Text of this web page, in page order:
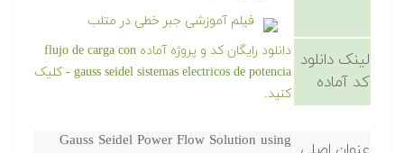
فیلم آموزشی جبر خطی در متلب
لینک دانلود
کد آماده
دانلود رایگان کد و پروژه آماده flujo de carga con
gauss seidel sistemas electricos de potencia - کلیک
کنید.
Gauss Seidel Power Flow Solution using